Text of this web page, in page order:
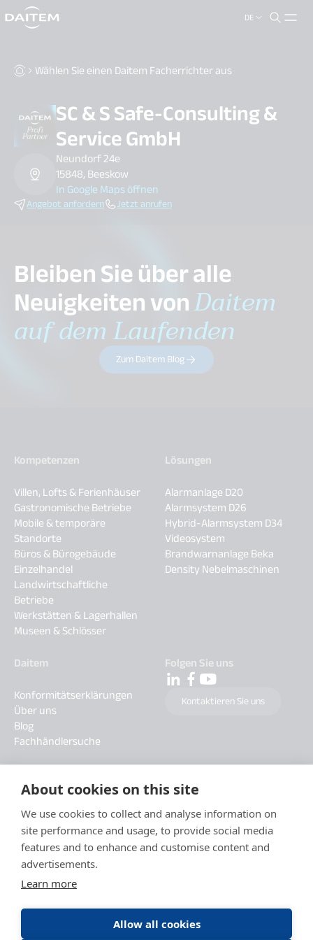
About cookies on this site
We use cookies to collect and analyse information on
site performance and usage, to provide social media
features and to enhance and customise content and
advertisements.
Learn more
Allow all cookies
DE
search.label
Wählen Sie einen Daitem Facherrichter aus
SC & S Safe-Consulting &
Service GmbH
Neundorf 24e
15848, Beeskow
In Google Maps öffnen
Angebot anfordern Jetzt anrufen
Bleiben Sie über alle
Neuigkeiten vonDaitem
auf dem Laufenden
Zum Daitem Blog
Kompetenzen
Villen, Lofts & Ferienhäuser
Gastronomische Betriebe
Mobile & temporäre
Standorte
Büros & Bürogebäude
Einzelhandel
Landwirtschaftliche
Betriebe
Werkstätten & Lagerhallen
Museen & Schlösser
Lösungen
Alarmanlage D20
Alarmsystem D26
Hybrid-Alarmsystem D34
Videosystem
Brandwarnanlage Beka
Density Nebelmaschinen
Daitem
Konformitätserklärungen
Über uns
Blog
Fachhändlersuche
Folgen Sie uns
Kontaktieren Sie uns